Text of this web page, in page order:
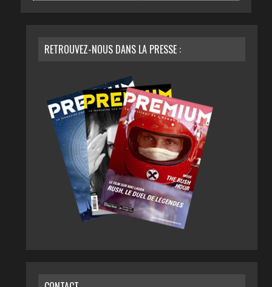
RETROUVEZ-NOUS DANS LA PRESSE :